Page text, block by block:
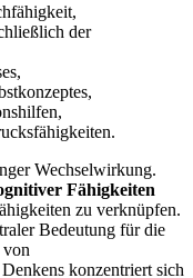
der
Wechselwirkung.
Fähigkeiten
zu verknüpfen.
Bedeutung für die
konzentriert sich